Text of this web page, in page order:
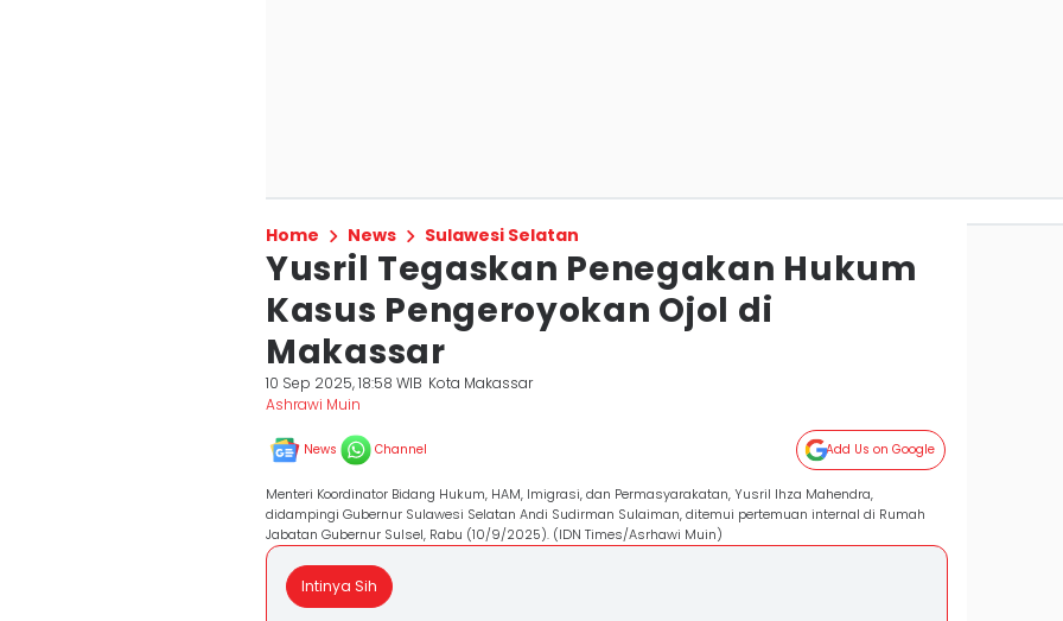
Home News Sulawesi Selatan
Yusril Tegaskan Penegakan Hukum
Kasus Pengeroyokan Ojol di
Makassar
10 Sep 2025, 18:58 WIB Kota Makassar
Ashrawi Muin
News Channel Add Us on Google
Menteri Koordinator Bidang Hukum, HAM, Imigrasi, dan Permasyarakatan, Yusril Ihza Mahendra,
didampingi Gubernur Sulawesi Selatan Andi Sudirman Sulaiman, ditemui pertemuan internal di Rumah
Jabatan Gubernur Sulsel, Rabu (10/9/2025). (IDN Times/Asrhawi Muin)
Intinya Sih